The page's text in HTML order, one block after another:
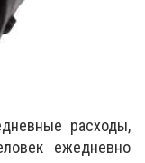
расходы,
ежедневно